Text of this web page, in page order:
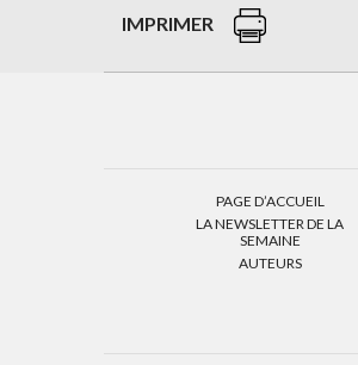
IMPRIMER
PAGE D’ACCUEIL
LA NEWSLETTER DE LA
SEMAINE
AUTEURS